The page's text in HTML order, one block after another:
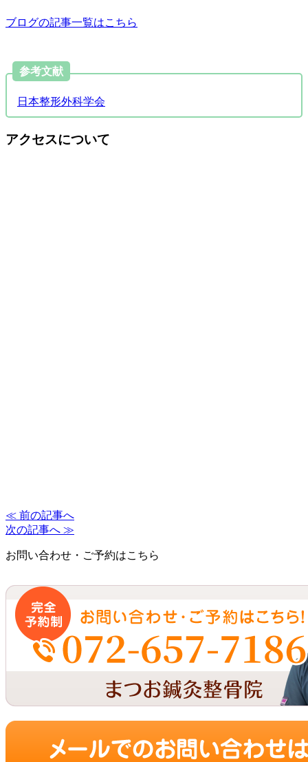
ブログの記事一覧はこちら
参考文献
日本整形外科学会
アクセスについて
≪ 前の記事へ
次の記事へ ≫
お問い合わせ・ご予約はこちら